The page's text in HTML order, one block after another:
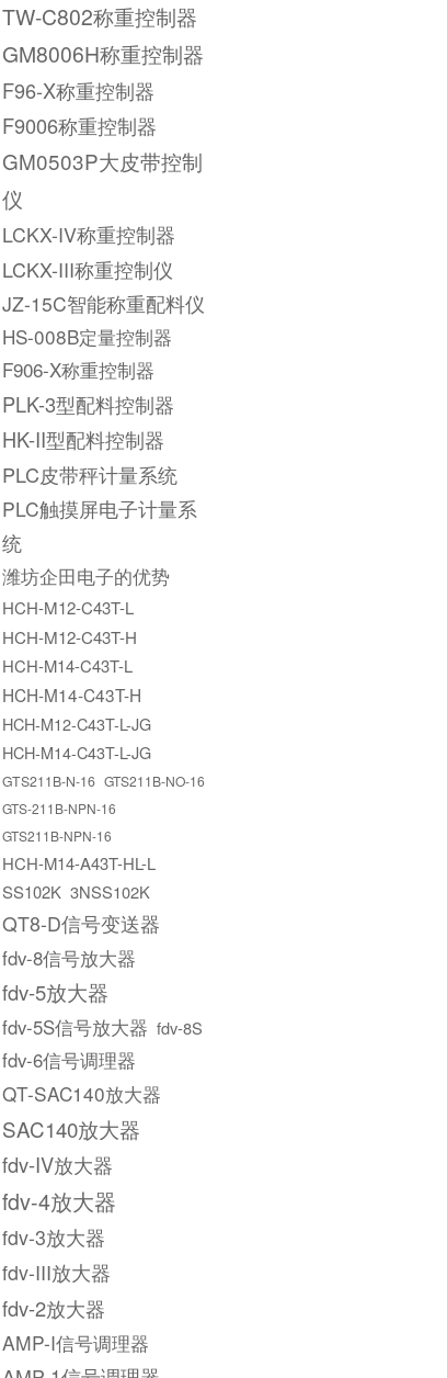
TW-C802称重控制器
GM8006H称重控制器
F96-X称重控制器
F9006称重控制器
GM0503P大皮带控制
仪
LCKX-IV称重控制器
LCKX-III称重控制仪
JZ-15C智能称重配料仪
HS-008B定量控制器
F906-X称重控制器
PLK-3型配料控制器
HK-II型配料控制器
PLC皮带秤计量系统
PLC触摸屏电子计量系
统
潍坊企田电子的优势
HCH-M12-C43T-L
HCH-M12-C43T-H
HCH-M14-C43T-L
HCH-M14-C43T-H
HCH-M12-C43T-L-JG
HCH-M14-C43T-L-JG
GTS211B-N-16 GTS211B-NO-16
GTS-211B-NPN-16
GTS211B-NPN-16
HCH-M14-A43T-HL-L
SS102K 3NSS102K
QT8-D信号变送器
fdv-8信号放大器
fdv-5放大器
fdv-5S信号放大器 fdv-8S
fdv-6信号调理器
QT-SAC140放大器
SAC140放大器
fdv-IV放大器
fdv-4放大器
fdv-3放大器
fdv-III放大器
fdv-2放大器
AMP-I信号调理器